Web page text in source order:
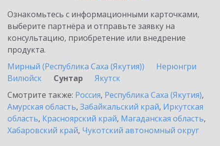
Ознакомьтесь с информационными карточками,
выберите партнёра и отправьте заявку на
консультацию, приобретение или внедрение
продукта.
Мирный (Республика Саха (Якутия))
Нерюнгри
Вилюйск
Сунтар
Якутск
Смотрите также: Россия, Республика Саха (Якутия),
Амурская область, Забайкальский край, Иркутская
область, Красноярский край, Магаданская область,
Хабаровский край, Чукотский автономный округ